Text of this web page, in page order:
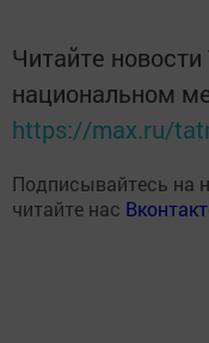
Читайте новости
национальном
https://max.ru/
Подписывайтесь на
читайте нас